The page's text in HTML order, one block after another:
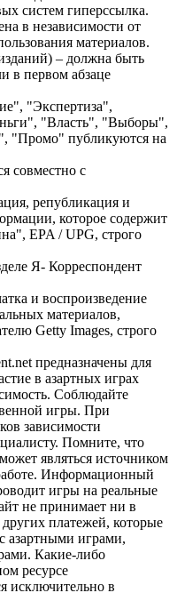
систем гиперссылка.
в независимости от
материалов.
– должна быть
в первом абзаце
"Экспертиза",
"Власть", "Выборы",
"Промо" публикуются на
совместно с
републикация и
которое содержит
EPA / UPG, строго
Я- Корреспондент
и воспроизведение
материалов,
Getty Images, строго
предназначены для
в азартных играх
Соблюдайте
игры. При
зависимости
Помните, что
являться источником
Информационный
игры на реальные
не принимает ни в
платежей, которые
азартными играми,
Какие-либо
ресурсе
исключительно в